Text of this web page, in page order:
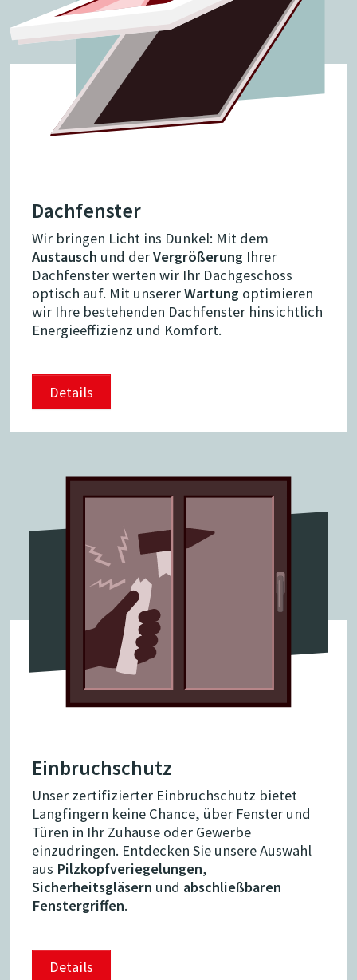
Dachfenster
Wir bringen Licht ins Dunkel: Mit dem
Austausch und derVergrößerung Ihrer
Dachfenster werten wir Ihr Dachgeschoss
optisch auf. Mit unsererWartung optimieren
wir Ihre bestehenden Dachfenster hinsichtlich
Energieeffizienz und Komfort.
Details
Einbruchschutz
Unser zertifizierter Einbruchschutz bietet
Langfingern keine Chance, über Fenster und
Türen in Ihr Zuhause oder Gewerbe
einzudringen. Entdecken Sie unsere Auswahl
aus Pilzkopfveriegelungen,
Sicherheitsgläsern und abschließbaren
Fenstergriffen.
Details